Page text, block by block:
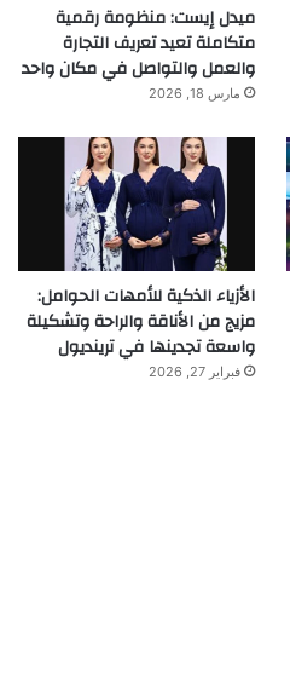
ميدل إيست: منظومة رقمية
متكاملة تعيد تعريف التجارة
والعمل والتواصل في مكان واحد
مارس 18, 2026
الأزياء الذكية للأمهات الحوامل:
مزيج من الأناقة والراحة وتشكيلة
واسعة تجدينها في ترينديول
فبراير 27, 2026